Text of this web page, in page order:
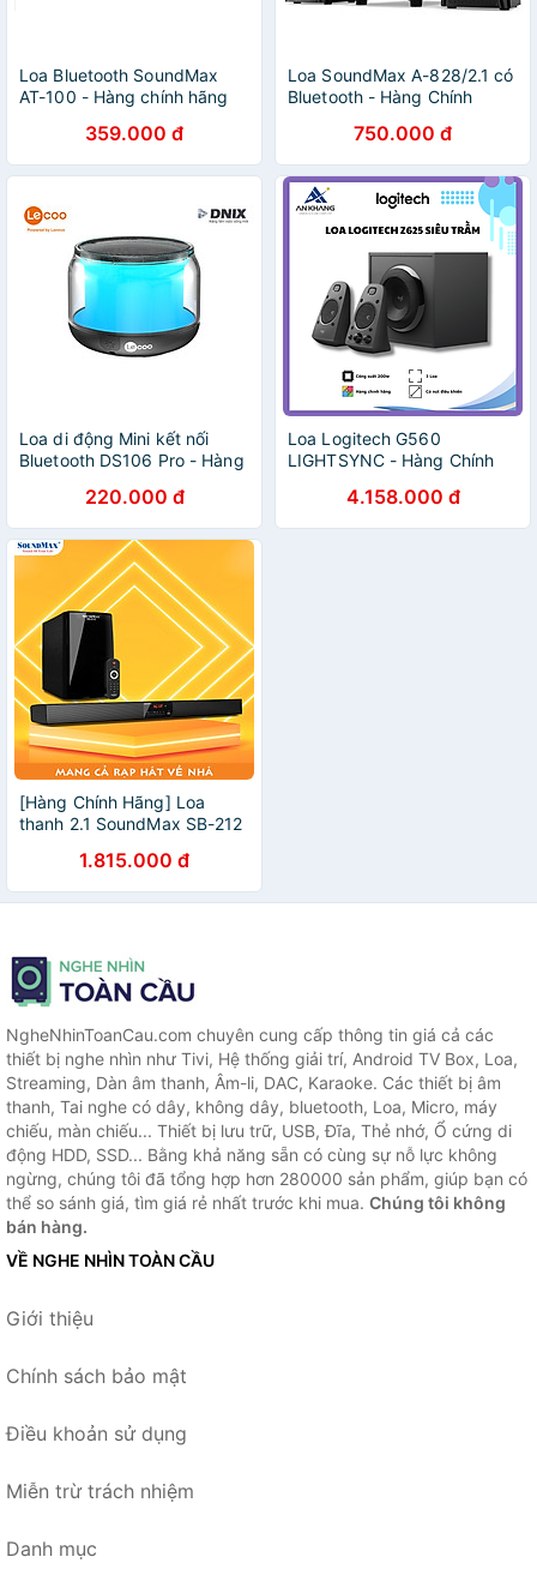
Loa Bluetooth SoundMax
AT-100 - Hàng chính hãng
359.000 đ
Loa SoundMax A-828/2.1 có
Bluetooth - Hàng Chính
750.000 đ
Loa di động Mini kết nối
Bluetooth DS106 Pro - Hàng
220.000 đ
Loa Logitech G560
LIGHTSYNC - Hàng Chính
[Lỗi 1 đổi 1]4.158.000 đ
[Hàng Chính Hãng] Loa
thanh 2.1 SoundMax SB-212
3.0, AUX, Optical, Coaxial
với âm thanh chân thực và
mạnh mẽ | 2.1 channels
1.815.000 đ
NgheNhinToanCau.com chuyên cung cấp thông tin giá cả các
thiết bị nghe nhìn như Tivi, Hệ thống giải trí, Android TV Box, Loa,
Streaming, Dàn âm thanh, Âm-li, DAC, Karaoke. Các thiết bị âm
thanh, Tai nghe có dây, không dây, bluetooth, Loa, Micro, máy
chiếu, màn chiếu... Thiết bị lưu trữ, USB, Đĩa, Thẻ nhớ, Ổ cứng di
động HDD, SSD... Bằng khả năng sẵn có cùng sự nỗ lực không
ngừng, chúng tôi đã tổng hợp hơn 280000 sản phẩm, giúp bạn có
thể so sánh giá, tìm giá rẻ nhất trước khi mua. Chúng tôi không
bán hàng.
VỀ NGHE NHÌN TOÀN CẦU
Giới thiệu
Chính sách bảo mật
Điều khoản sử dụng
Miễn trừ trách nhiệm
Danh mục